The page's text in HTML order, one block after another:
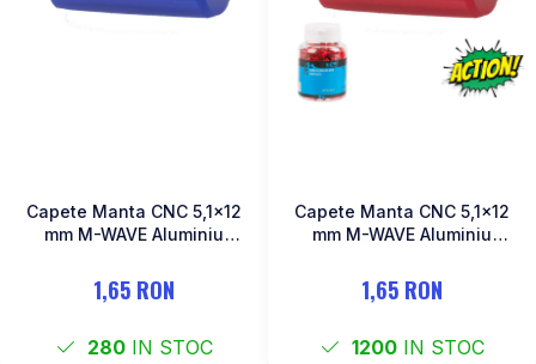
Capete Manta CNC 5,1x12
mm M-WAVE Aluminiu
1,65 RON
280IN STOC
Capete Manta CNC 5,1x12
mm M-WAVE Aluminiu
1,65 RON
1200IN STOC